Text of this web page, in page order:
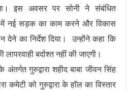
इस अवसर पर सोनी ने संबंधित
में नई सड़क का काम करने और विकास
देने का निर्देश दिया। उन्होंने कहा कि
बर्दाश्त नहीं की जाएगी।
गुरुद्वारा शहीद बाबा जीवन सिंह
कमेटी को गुरुद्वारा के हॉल का विस्तार